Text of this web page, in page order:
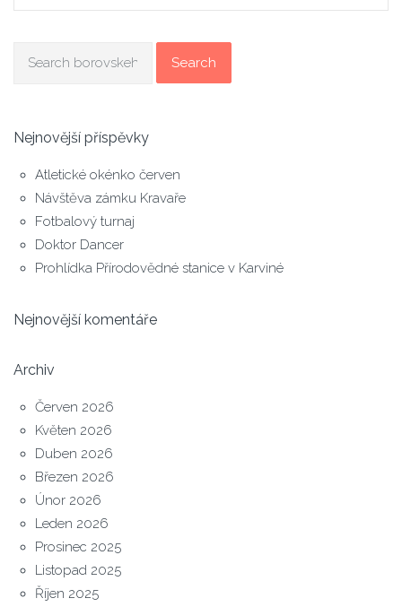
Search
Nejnovější příspěvky
Atletické okénko červen
Návštěva zámku Kravaře
Fotbalový turnaj
Doktor Dancer
Prohlídka Přírodovědné stanice v Karviné
Nejnovější komentáře
Archiv
Červen 2026
Květen 2026
Duben 2026
Březen 2026
Únor 2026
Leden 2026
Prosinec 2025
Listopad 2025
Říjen 2025